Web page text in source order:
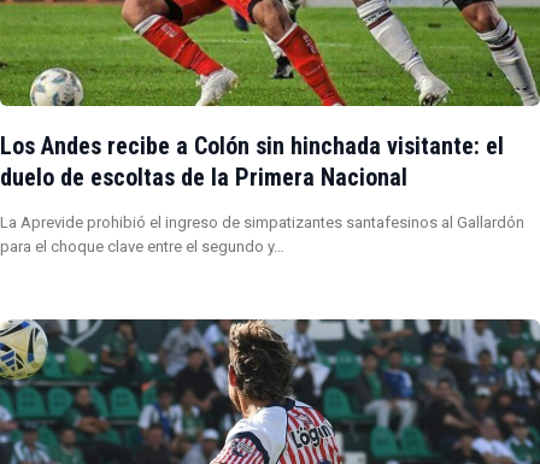
Los Andes recibe a Colón sin hinchada visitante: el
duelo de escoltas de la Primera Nacional
La Aprevide prohibió el ingreso de simpatizantes santafesinos al Gallardón
para el choque clave entre el segundo y…